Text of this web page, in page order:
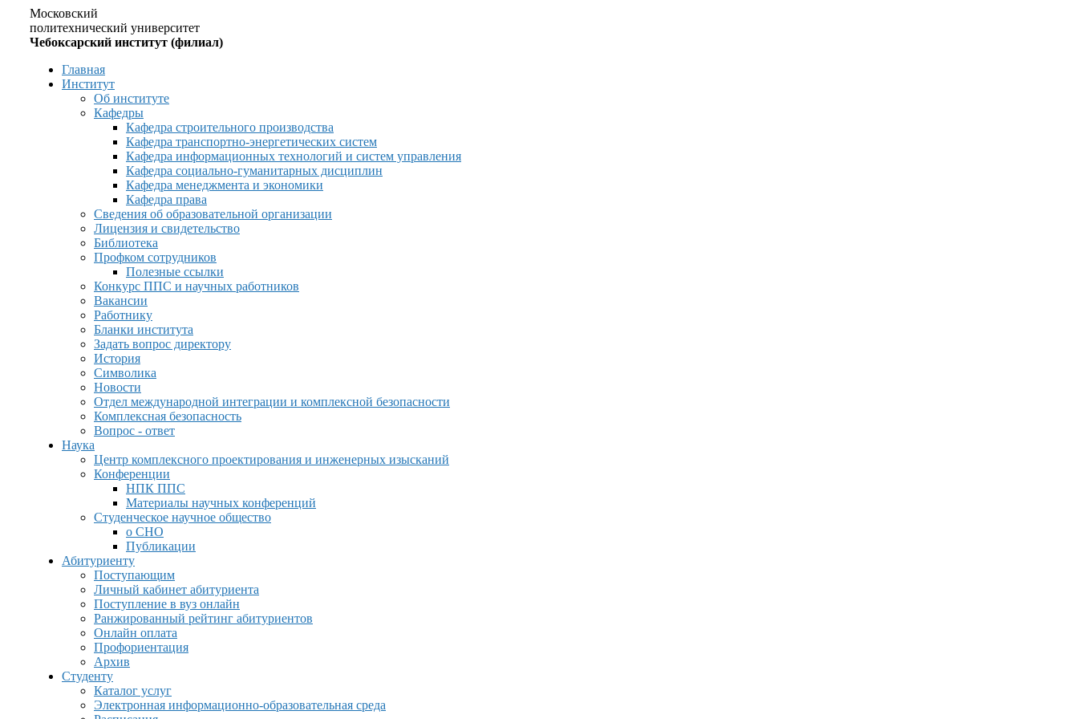
Московский
политехнический университет
Чебоксарский институт (филиал)
Главная
Институт
Об институте
Кафедры
Кафедра строительного производства
Кафедра транспортно-энергетических систем
Кафедра информационных технологий и систем управления
Кафедра социально-гуманитарных дисциплин
Кафедра менеджмента и экономики
Кафедра права
Сведения об образовательной организации
Лицензия и свидетельство
Библиотека
Профком сотрудников
Полезные ссылки
Конкурс ППС и научных работников
Вакансии
Работнику
Бланки института
Задать вопрос директору
История
Символика
Новости
Отдел международной интеграции и комплексной безопасности
Комплексная безопасность
Вопрос - ответ
Наука
Центр комплексного проектирования и инженерных изысканий
Конференции
НПК ППС
Материалы научных конференций
Студенческое научное общество
о СНО
Публикации
Абитуриенту
Поступающим
Личный кабинет абитуриента
Поступление в вуз онлайн
Ранжированный рейтинг абитуриентов
Онлайн оплата
Профориентация
Архив
Студенту
Каталог услуг
Электронная информационно-образовательная среда